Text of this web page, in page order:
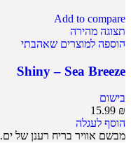
Add to compare
תצוגה מהירה
הוספה למוצרים שאהבתי
Shiny – Sea Breeze
בישום
15.99 ₪
הוסף לעגלה
מבשם אוויר בריח רענן של ים.